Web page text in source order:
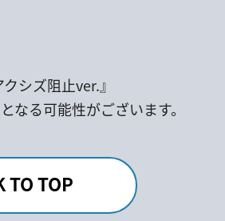
シズ阻止ver.』
る可能性がございます。
TO TOP